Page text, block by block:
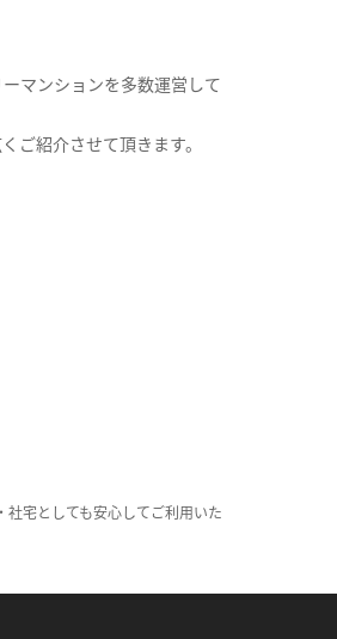
マンションを多数運営して
ご紹介させて頂きます。
宅としても安心してご利用いた